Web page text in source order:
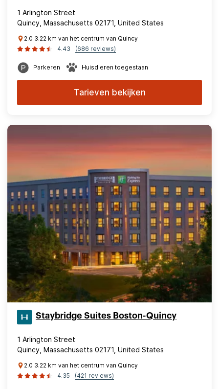
1 Arlington Street
Quincy, Massachusetts 02171, United States
2.0 3.22 km van het centrum van Quincy
4.43
(686 reviews)
Parkeren Huisdieren toegestaan
Tarieven bekijken
Staybridge Suites Boston-Quincy
1 Arlington Street
Quincy, Massachusetts 02171, United States
2.0 3.22 km van het centrum van Quincy
4.35
(421 reviews)